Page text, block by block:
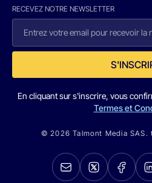
RECEVEZ NOTRE NEWSLETTER
En cliquant sur s'inscrire, vous
Termes et
© 2026 Talmont Media